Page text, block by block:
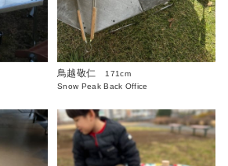
鳥越敬仁
171cm
Snow Peak Back Office